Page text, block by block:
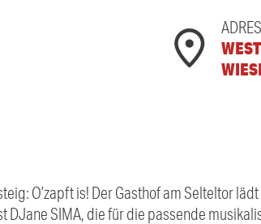
O’zapft is! Der Gasthof am Selteltor
DJane SIMA, die für die passende